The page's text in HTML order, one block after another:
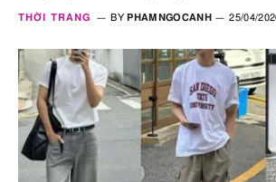
THỜI TRANG BY PHAMNGOCANH 25/04/